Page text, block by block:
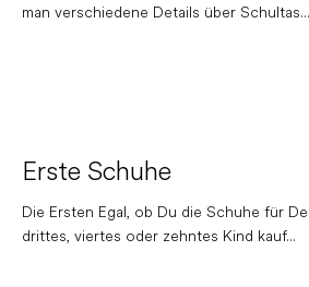
man verschiedene Details über Schultas...
Erste Schuhe
Die Ersten Egal, ob Du die Schuhe für
drittes, viertes oder zehntes Kind kauf...